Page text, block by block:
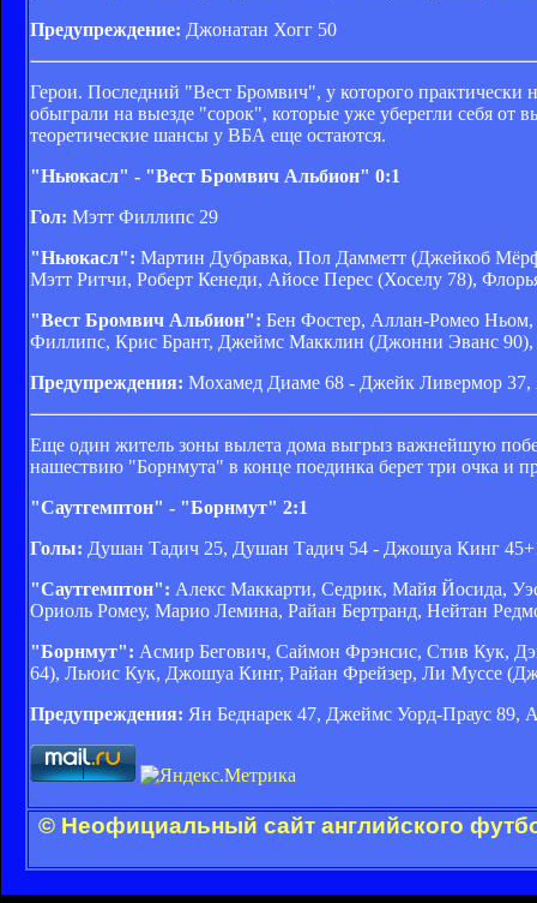
Предупреждение: Джонатан Хогг 50
Герои. Последний "Вест Бромвич", у которого практически
обыграли на выезде "сорок", которые уже уберегли себя от
теоретические шансы у ВБА еще остаются.
"Ньюкасл" - "Вест Бромвич Альбион" 0:1
Гол: Мэтт Филлипс 29
"Ньюкасл": Мартин Дубравка, Пол Дамметт (Джейкоб
Мэтт Ритчи, Роберт Кенеди, Айосе Перес (Хоселу 78),
"Вест Бромвич Альбион": Бен Фостер, Аллан-Ромео
Филлипс, Крис Брант, Джеймс Макклин (Джонни Эванс
Предупреждения: Мохамед Диаме 68 - Джейк Ливермор
Еще один житель зоны вылета дома выгрыз важнейшую
нашествию "Борнмута" в конце поединка берет три очка и
"Саутгемптон" - "Борнмут" 2:1
Голы: Душан Тадич 25, Душан Тадич 54 - Джошуа Кинг
"Саутгемптон": Алекс Маккарти, Седрик, Майя Йосида,
Ориоль Ромеу, Марио Лемина, Райан Бертранд, Нейтан
"Борнмут": Асмир Бегович, Саймон Фрэнсис, Стив Кук,
64), Льюис Кук, Джошуа Кинг, Райан Фрейзер, Ли Муссе
Предупреждения: Ян Беднарек 47, Джеймс Уорд-Праус 89,
© Неофициальный сайт английского